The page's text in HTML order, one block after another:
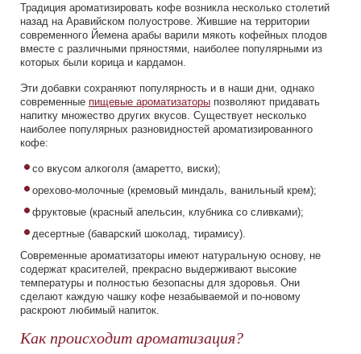
Традиция ароматизировать кофе возникла несколько столетий
назад на Аравийском полуострове. Жившие на территории
современного Йемена арабы варили мякоть кофейных плодов
вместе с различными пряностями, наиболее популярными из
которых были корица и кардамон.
Эти добавки сохраняют популярность и в наши дни, однако
современные пищевые ароматизаторы позволяют придавать
напитку множество других вкусов. Существует несколько
наиболее популярных разновидностей ароматизированного
кофе:
со вкусом алкоголя (амаретто, виски);
орехово-молочные (кремовый миндаль, ванильный крем);
фруктовые (красный апельсин, клубника со сливками);
десертные (баварский шоколад, тирамису).
Современные ароматизаторы имеют натуральную основу, не
содержат красителей, прекрасно выдерживают высокие
температуры и полностью безопасны для здоровья. Они
сделают каждую чашку кофе незабываемой и по-новому
раскроют любимый напиток.
Как происходит ароматизация?